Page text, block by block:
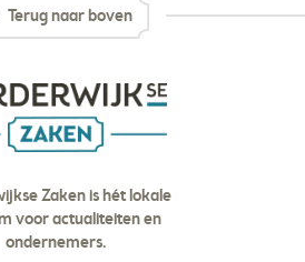
Terug naar boven
Zaken is hét lokale
voor actualiteiten en
ondernemers.